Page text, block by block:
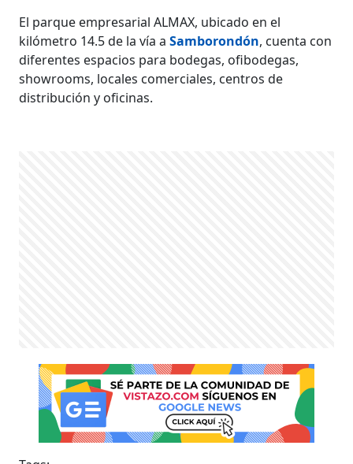
El parque empresarial ALMAX, ubicado en el
kilómetro 14.5 de la vía aSamborondón, cuenta con
diferentes espacios para bodegas, ofibodegas,
showrooms, locales comerciales, centros de
distribución y oficinas.